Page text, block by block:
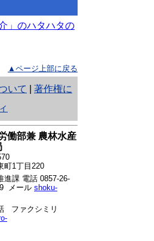
」のハタハタの
▲ページ上部に戻る
いて
著作権に
働部兼 農林水産
町1丁目220
進課 電話 0857-26-
メール shoku-
ファクシミリ